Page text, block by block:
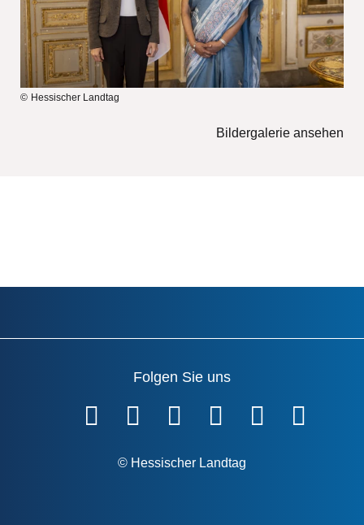
Hessischer Landtag
Bildergalerie ansehen
Folgen Sie uns
© Hessischer Landtag